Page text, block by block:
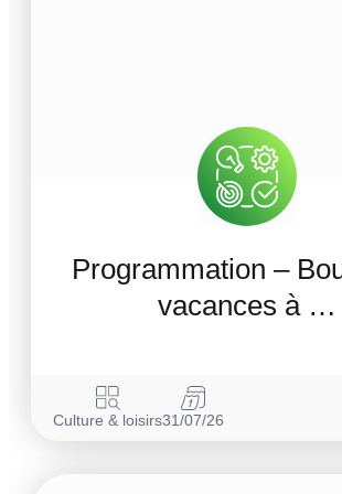
Programmation –
vacances à …
Culture & loisirs31/07/26